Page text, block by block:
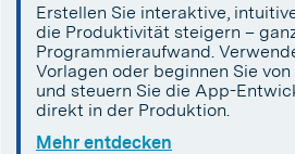
Erstellen Sie interaktive,
die Produktivität steigern –
Programmieraufwand.
Vorlagen oder beginnen Sie
und steuern Sie die App-
direkt in der Produktion.
Mehr entdecken